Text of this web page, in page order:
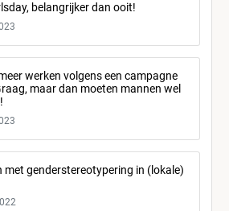
belangrijker dan ooit!
werken volgens een campagne
maar dan moeten mannen wel
met genderstereotypering in (lokale)